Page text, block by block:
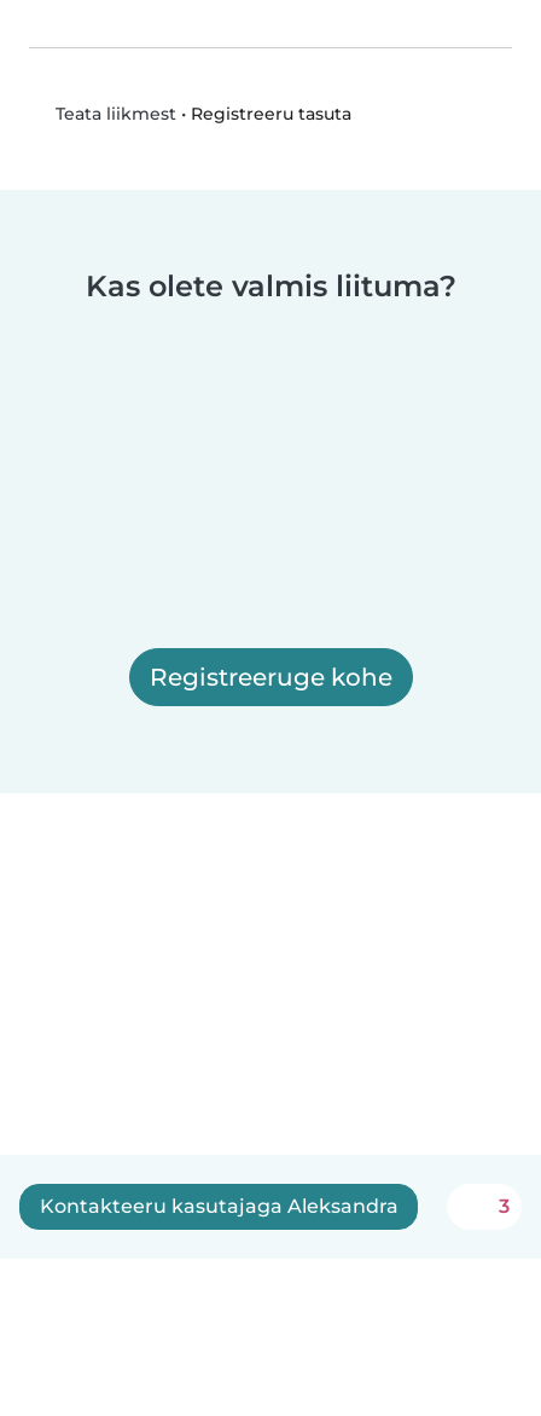
Teata liikmest • Registreeru tasuta
Kas olete valmis liituma?
Registreeruge kohe
Kontakteeru kasutajaga Aleksandra 3